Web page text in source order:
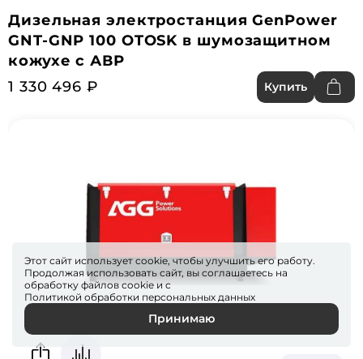
Дизельная электростанция GenPower
GNT-GNP 100 OTOSK в шумозащитном
кожухе с АВР
1 330 496 ₽
Купить
Этот сайт использует cookie, чтобы улучшить его работу.
Продолжая использовать сайт, вы соглашаетесь на
обработку файлов cookie и с
Политикой обработки персональных данных
Принимаю